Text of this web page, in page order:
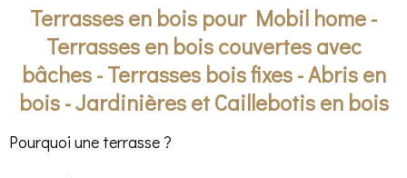
Terrasses en bois pour Mobil home -
Terrasses en bois couvertes avec
bâches - Terrasses bois fixes - Abris en
bois - Jardinières et Caillebotis en bois
Pourquoi une terrasse ?